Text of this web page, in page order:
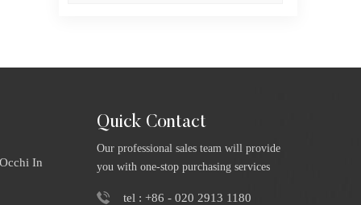
In
Quick Contact
Our professional sales team will provide
you with one-stop purchasing services
tel : +86 - 020 2913 1180